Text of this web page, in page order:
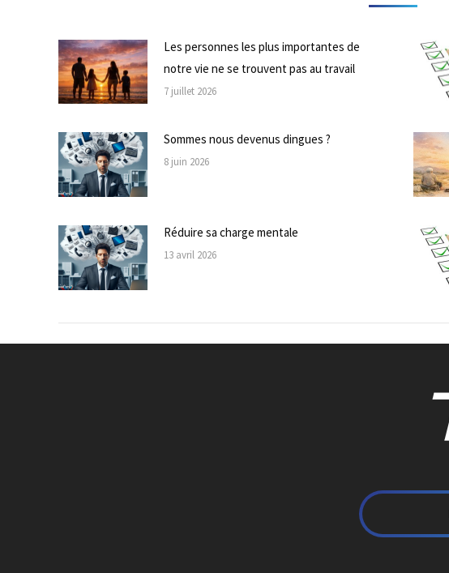
Les personnes les plus importantes de
notre vie ne se trouvent pas au travail
7 juillet 2026
Sommes nous devenus dingues ?
8 juin 2026
Réduire sa charge mentale
13 avril 2026